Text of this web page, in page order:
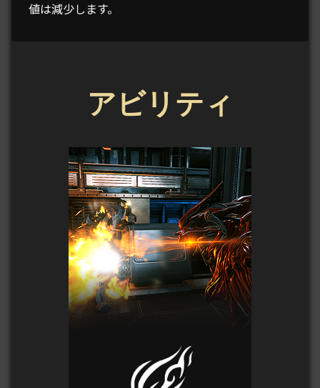
値は減少します。
アビリティ